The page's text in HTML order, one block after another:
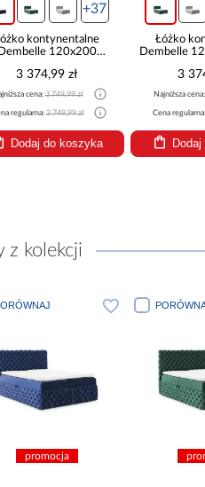
+37
kontynentalne
Dembelle 120x200
3 374,99 zł
cena:3 749,99 zł
regularna:3 749,99 zł
Dodaj do koszyka
Łóżko
Dembelle
3
Najniższa
Cena
z kolekcji
promocja